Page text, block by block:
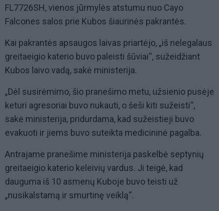
FL7726SH, vienos jūrmylės atstumu nuo Cayo
Falcones salos prie Kubos šiaurinės pakrantės.
Kai pakrantės apsaugos laivas priartėjo, „iš nelegalaus
greitaeigio katerio buvo paleisti šūviai“, sužeidžiant
Kubos laivo vadą, sakė ministerija.
„Dėl susirėmimo, šio pranešimo metu, užsienio pusėje
keturi agresoriai buvo nukauti, o šeši kiti sužeisti“,
sakė ministerija, pridurdama, kad sužeistieji buvo
evakuoti ir jiems buvo suteikta medicininė pagalba.
Antrajame pranešime ministerija paskelbė septynių
greitaeigio katerio keleivių vardus. Ji teigė, kad
dauguma iš 10 asmenų Kuboje buvo teisti už
„nusikalstamą ir smurtinę veiklą“.